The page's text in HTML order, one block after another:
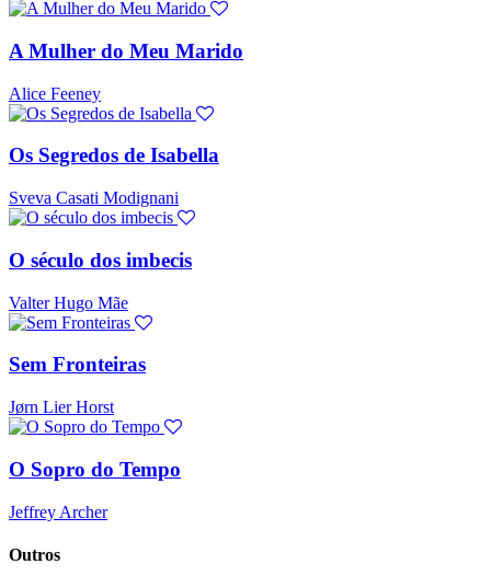
A Mulher do Meu Marido
Alice Feeney
Os Segredos de Isabella
Sveva Casati Modignani
O século dos imbecis
Valter Hugo Mãe
Sem Fronteiras
Jørn Lier Horst
O Sopro do Tempo
Jeffrey Archer
Outros